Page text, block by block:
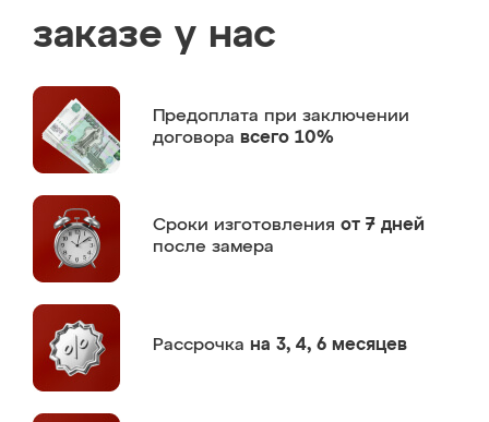
заказе у нас
Предоплата при заключении
договора всего 10%
Сроки изготовления от 7 дней
после замера
Рассрочка на 3, 4, 6 месяцев